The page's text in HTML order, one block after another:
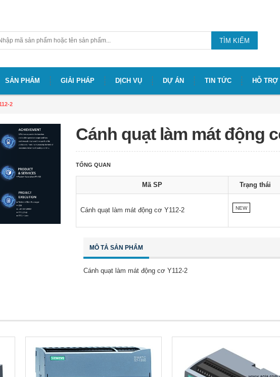
TÌM KIẾM
SẢN PHẨM GIẢI PHÁP DỊCH VỤ DỰ ÁN TIN TỨC HỖ TRỢ
2
Cánh quạt làm mát động
TỔNG QUAN
Mã SP Trạng thái
Cánh quạt làm mát động cơ Y112-2 NEW
MÔ TẢ SẢN PHẨM
Cánh quạt làm mát động cơ Y112-2